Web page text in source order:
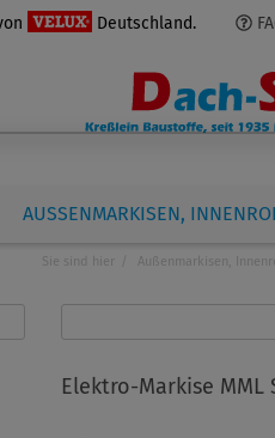
Deutschland.
AUSSENMARKISEN,
Sie sind hier Außenmarkisen,
Elektro-Markise MML